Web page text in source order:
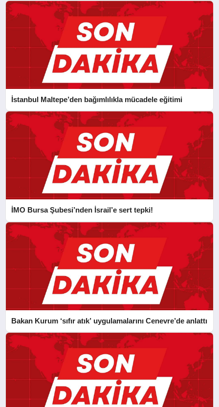
İstanbul Maltepe’den bağımlılıkla mücadele eğitimi
İMO Bursa Şubesi’nden İsrail’e sert tepki!
Bakan Kurum ‘sıfır atık’ uygulamalarını Cenevre’de anlattı